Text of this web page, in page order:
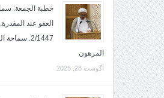
2/1447.
المرهون
آگوست 28, 2025